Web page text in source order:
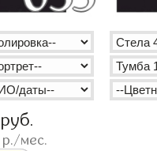
руб.
р./мес.